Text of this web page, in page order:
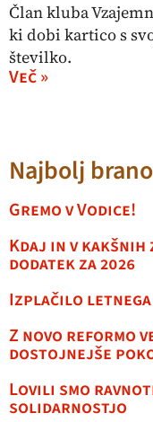
Član kluba
ki dobi kartico s
številko.
Več »
Najbolj brano
Gremo v Vodice!
Kdaj in v
dodatek za 2026
Izplačilo letnega
Z novo reformo
dostojnejše
Lovili smo
solidarnostjo